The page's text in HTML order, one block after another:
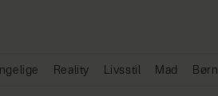
Reality Livsstil Mad Børn